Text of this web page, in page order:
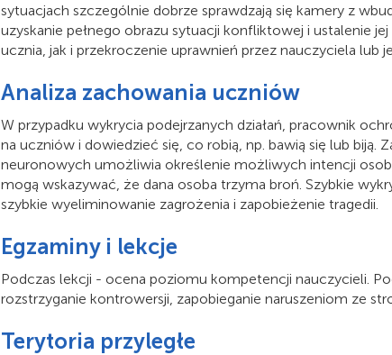
sytuacjach szczególnie dobrze sprawdzają się kamery z
uzyskanie pełnego obrazu sytuacji konfliktowej i ustalenie
ucznia, jak i przekroczenie uprawnień przez nauczyciela lub
Analiza zachowania uczniów
W przypadku wykrycia podejrzanych działań, pracownik
na uczniów i dowiedzieć się, co robią, np. bawią się lub biją.
neuronowych umożliwia określenie możliwych intencji
mogą wskazywać, że dana osoba trzyma broń. Szybkie
szybkie wyeliminowanie zagrożenia i zapobieżenie tragedii.
Egzaminy i lekcje
Podczas lekcji - ocena poziomu kompetencji nauczycieli.
rozstrzyganie kontrowersji, zapobieganie naruszeniom ze
Terytoria przyległe